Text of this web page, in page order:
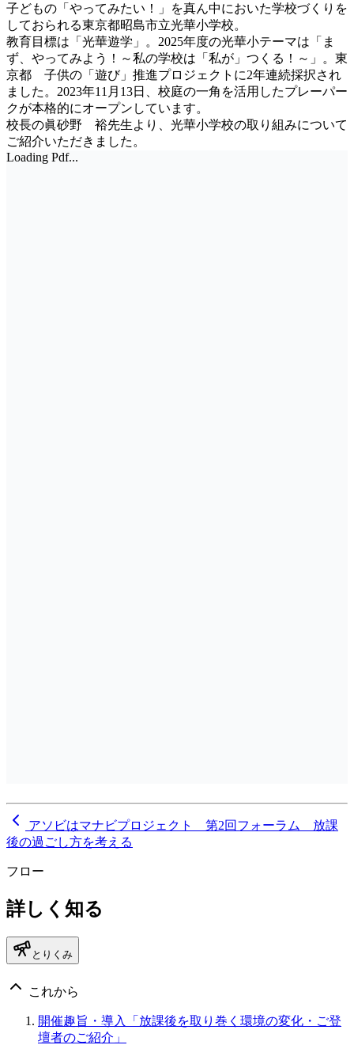
子どもの「やってみたい！」を真ん中においた学校づくりを
しておられる東京都昭島市立光華小学校。
教育目標は「光華遊学」。2025年度の光華小テーマは「ま
ず、やってみよう！～私の学校は「私が」つくる！～」。東
京都 子供の「遊び」推進プロジェクトに2年連続採択され
ました。2023年11月13日、校庭の一角を活用したプレーパー
クが本格的にオープンしています。
校長の眞砂野 裕先生より、光華小学校の取り組みについて
ご紹介いただきました。
Loading Pdf...
アソビはマナビプロジェクト 第2回フォーラム 放課
後の過ごし方を考える
フロー
詳しく知る
とりくみ
これから
開催趣旨・導入「放課後を取り巻く環境の変化・ご登
壇者のご紹介」